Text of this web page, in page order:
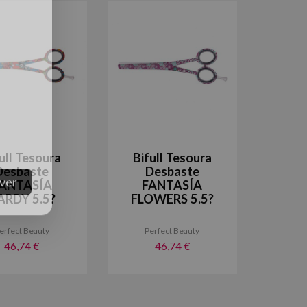
Tesoura
5.5?
Beauty
46,74 €
Bifull Tesoura
Desbaste
FANTASÍA
FLOWERS 5.5?
Perfect Beauty
46,74 €